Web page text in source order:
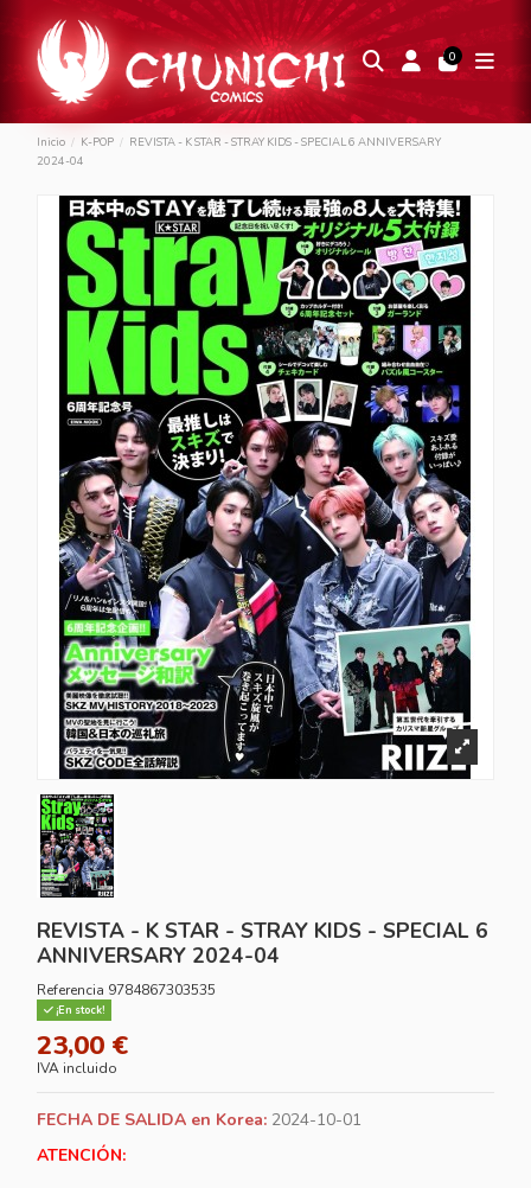
0
Inicio K-POP
REVISTA - K STAR - STRAY KIDS - SPECIAL 6 ANNIVERSARY
2024-04
REVISTA - K STAR - STRAY KIDS - SPECIAL 6
ANNIVERSARY 2024-04
Referencia 9784867303535
¡En stock!
23,00 €
IVA incluido
FECHA DE SALIDA en Korea: 2024-10-01
ATENCIÓN: